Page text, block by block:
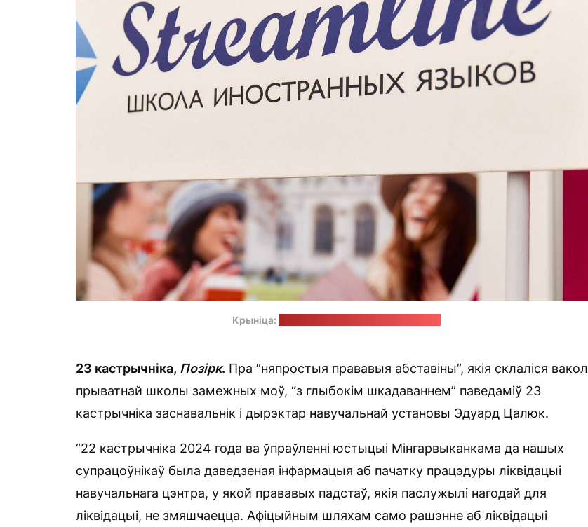
Крыніца:
23 кастрычніка, Позірк. Пра “няпростыя прававыя абставіны”, якія склаліся вакол
прыватнай школы замежных моў, “з глыбокім шкадаваннем” паведаміў 23
кастрычніка заснавальнік і дырэктар навучальнай установы Эдуард Цалюк.
“22 кастрычніка 2024 года ва ўпраўленні юстыцыі Мінгарвыканкама да нашых
супрацоўнікаў была даведзеная інфармацыя аб пачатку працэдуры ліквідацыі
навучальнага цэнтра, у якой прававых падстаў, якія паслужылі нагодай для
ліквідацыі, не змяшчаецца. Афіцыйным шляхам само рашэнне аб ліквідацыі